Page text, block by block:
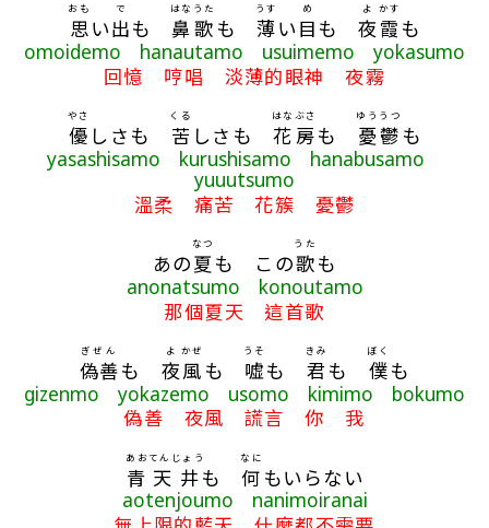
思
おも
い出
で
も 鼻
はな
歌
うた
も 薄
うす
い 目
め
も夜
よ
霞
かす
も
omoidemo hanautamo usuimemo yokasumo
回憶 哼唱 淡薄的眼神 夜霧
優
やさ
しさも 苦
くる
しさも 花房
はなぶさ
も 憂鬱
ゆううつ
も
yasashisamo kurushisamo hanabusamo
yuuutsumo
溫柔 痛苦 花簇 憂鬱
あの夏
なつ
も この歌
うた
も
anonatsumo konoutamo
那個夏天 這首歌
偽善
ぎぜん
も 夜
よ
風
かぜ
も 嘘
うそ
も 君
きみ
も 僕
ぼく
も
gizenmo yokazemo usomo kimimo bokumo
偽善 夜風 謊言 你 我
青
あお
天井
てんじょう
も 何
なに
もいらない
aotenjoumo nanimoiranai